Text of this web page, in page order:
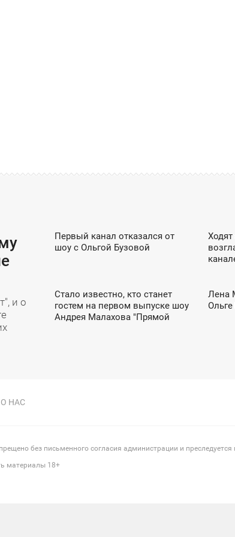
и о
Первый канал отказался от
шоу с Ольгой Бузовой
Ходят
Стало известно, кто станет
гостем на первом выпуске шоу
Андрея Малахова "Прямой
ЧЕТВЕРГ
Лена
О НАС
без письменного согласия администрации и преследуется
материалы 18+